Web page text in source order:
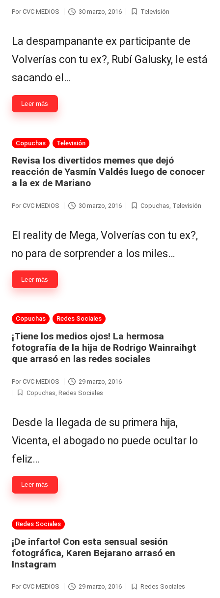
Por CVC MEDIOS 30 marzo, 2016
Publicada
Televisión
La despampanante ex participante de
Volverías con tu ex?, Rubí Galusky, le está
sacando el…
Leer más
Publicada
Copuchas Televisión
Revisa los divertidos memes que dejó
reacción de Yasmín Valdés luego de conocer
a la ex de Mariano
Por CVC MEDIOS 30 marzo, 2016
Publicada
Copuchas Televisión
El reality de Mega, Volverías con tu ex?,
no para de sorprender a los miles…
Leer más
Publicada
Copuchas Redes Sociales
¡Tiene los medios ojos! La hermosa
fotografía de la hija de Rodrigo Wainraihgt
que arrasó en las redes sociales
Publicado
por
Por CVC MEDIOS 29 marzo, 2016
Publicada
Copuchas Redes Sociales
Desde la llegada de su primera hija,
Vicenta, el abogado no puede ocultar lo
feliz…
Leer más
Publicada
Redes Sociales
¡De infarto! Con esta sensual sesión
fotográfica, Karen Bejarano arrasó en
Instagram
Por CVC MEDIOS 29 marzo, 2016
Publicada
Redes Sociales